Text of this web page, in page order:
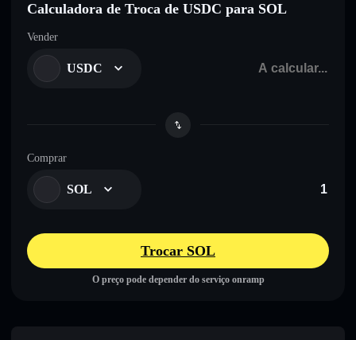
Calculadora de Troca de USDC para SOL
Vender
USDC
Comprar
SOL
Trocar SOL
O preço pode depender do serviço onramp